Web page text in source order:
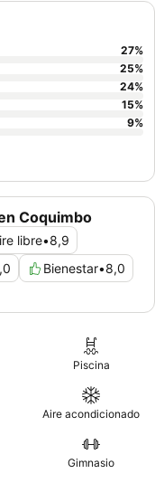
una habitación con
Coquimbo
libre•8,9
Bienestar•8,0
27%
25%
24%
15%
9%
Piscina
Aire acondicionado
Gimnasio